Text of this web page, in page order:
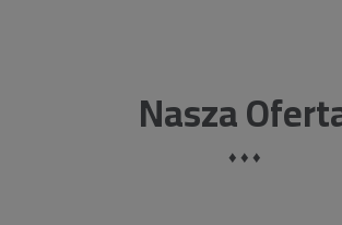
Nasza
♦ ♦ ♦